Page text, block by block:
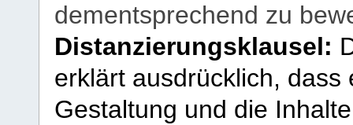
dementsprechend zu
Distanzierungsklausel:
erklärt ausdrücklich,
Gestaltung und die